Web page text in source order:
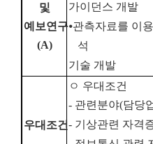
및
예보연구
(A)
가이던스 개발
⦁관측자료를 이
석
기술 개발
우대조건
ㅇ 우대조건
- 관련분야(담당
- 기상관련 자격